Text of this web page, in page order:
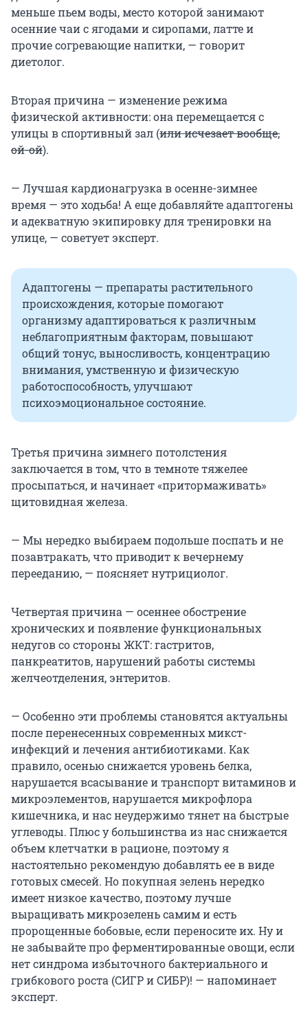
меньше пьем воды, место которой занимают
осенние чаи с ягодами и сиропами, латте и
прочие согревающие напитки, — говорит
диетолог.
Вторая причина — изменение режима
физической активности: она перемещается с
улицы в спортивный зал (или исчезает вообще,
ой-ой).
— Лучшая кардионагрузка в осенне-зимнее
время — это ходьба! А еще добавляйте адаптогены
и адекватную экипировку для тренировки на
улице, — советует эксперт.
Адаптогены — препараты растительного
происхождения, которые помогают
организму адаптироваться к различным
неблагоприятным факторам, повышают
общий тонус, выносливость, концентрацию
внимания, умственную и физическую
работоспособность, улучшают
психоэмоциональное состояние.
Третья причина зимнего потолстения
заключается в том, что в темноте тяжелее
просыпаться, и начинает «притормаживать»
щитовидная железа.
— Мы нередко выбираем подольше поспать и не
позавтракать, что приводит к вечернему
перееданию, — поясняет нутрициолог.
Четвертая причина — осеннее обострение
хронических и появление функциональных
недугов со стороны ЖКТ: гастритов,
панкреатитов, нарушений работы системы
желчеотделения, энтеритов.
— Особенно эти проблемы становятся актуальны
после перенесенных современных микст-
инфекций и лечения антибиотиками. Как
правило, осенью снижается уровень белка,
нарушается всасывание и транспорт витаминов и
микроэлементов, нарушается микрофлора
кишечника, и нас неудержимо тянет на быстрые
углеводы. Плюс у большинства из нас снижается
объем клетчатки в рационе, поэтому я
настоятельно рекомендую добавлять ее в виде
готовых смесей. Но покупная зелень нередко
имеет низкое качество, поэтому лучше
выращивать микрозелень самим и есть
пророщенные бобовые, если переносите их. Ну и
не забывайте про ферментированные овощи, если
нет синдрома избыточного бактериального и
грибкового роста (СИГР и СИБР)! — напоминает
эксперт.